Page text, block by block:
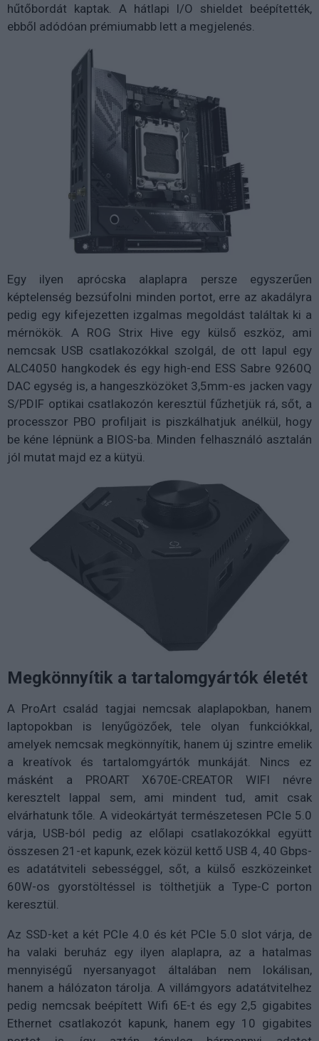
hűtőbordát kaptak. A hátlapi I/O shieldet beépítették,
ebből adódóan prémiumabb lett a megjelenés.
Egy ilyen aprócska alaplapra persze egyszerűen
képtelenség bezsúfolni minden portot, erre az akadályra
pedig egy kifejezetten izgalmas megoldást találtak ki a
mérnökök. A ROG Strix Hive egy külső eszköz, ami
nemcsak USB csatlakozókkal szolgál, de ott lapul egy
ALC4050 hangkodek és egy high-end ESS Sabre 9260Q
DAC egység is, a hangeszközöket 3,5mm-es jacken vagy
S/PDIF optikai csatlakozón keresztül fűzhetjük rá, sőt, a
processzor PBO profiljait is piszkálhatjuk anélkül, hogy
be kéne lépnünk a BIOS-ba. Minden felhasználó asztalán
jól mutat majd ez a kütyü.
Megkönnyítik a tartalomgyártók életét
A ProArt család tagjai nemcsak alaplapokban, hanem
laptopokban is lenyűgözőek, tele olyan funkciókkal,
amelyek nemcsak megkönnyítik, hanem új szintre emelik
a kreatívok és tartalomgyártók munkáját. Nincs ez
másként a PROART X670E-CREATOR WIFI névre
keresztelt lappal sem, ami mindent tud, amit csak
elvárhatunk tőle. A videokártyát természetesen PCIe 5.0
várja, USB-ból pedig az előlapi csatlakozókkal együtt
összesen 21-et kapunk, ezek közül kettő USB 4, 40 Gbps-
es adatátviteli sebességgel, sőt, a külső eszközeinket
60W-os gyorstöltéssel is tölthetjük a Type-C porton
keresztül.
Az SSD-ket a két PCIe 4.0 és két PCIe 5.0 slot várja, de
ha valaki beruház egy ilyen alaplapra, az a hatalmas
mennyiségű nyersanyagot általában nem lokálisan,
hanem a hálózaton tárolja. A villámgyors adatátvitelhez
pedig nemcsak beépített Wifi 6E-t és egy 2,5 gigabites
Ethernet csatlakozót kapunk, hanem egy 10 gigabites